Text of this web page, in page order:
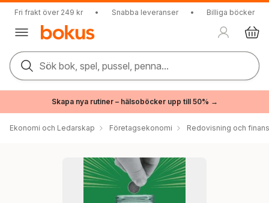
Fri frakt över 249 kr • Snabba leveranser • Billiga böcker
Sök bok, spel, pussel, penna...
Skapa nya rutiner – hälsoböcker upp till 50% →
Ekonomi och Ledarskap Företagsekonomi Redovisning och